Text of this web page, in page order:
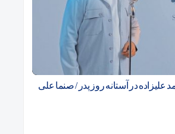
علیزاده در آستانه روز پدر / صنما علی